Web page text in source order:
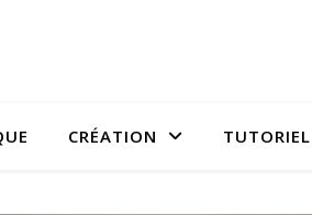
CRÉATION TUTORIEL